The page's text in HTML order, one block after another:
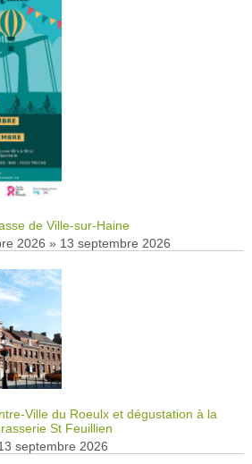
de Ville-sur-Haine
2026 » 13 septembre 2026
Ville du Roeulx et dégustation à la
St Feuillien
septembre 2026